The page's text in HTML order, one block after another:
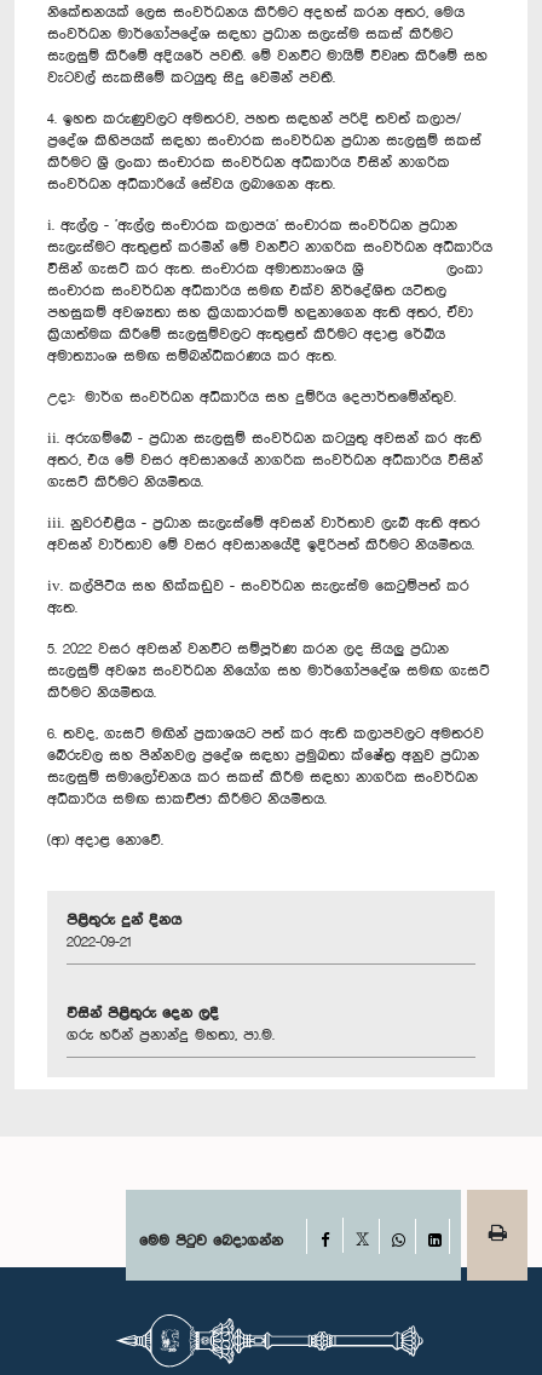
නිකේතනයක් ලෙස සංවර්ධනය කිරීමට අදහස් කරන අතර, මෙය
සංවර්ධන මාර්ගෝපදේශ සඳහා ප්‍රධාන සලැස්ම සකස් කිරීමට
සැලසුම් කිරීමේ අදියරේ පවතී. මේ වනවිට මායිම් විවෘත කිරීමේ සහ
වැටවල් සැකසීමේ කටයුතු සිදු වෙමින් පවතී.
4. ඉහත කරුණුවලට අමතරව, පහත සඳහන් පරිදි තවත් කලාප/
ප්‍රදේශ කිහිපයක් සඳහා සංචාරක සංවර්ධන ප්‍රධාන සැලසුම් සකස්
කිරීමට ශ්‍රී ලංකා සංචාරක සංවර්ධන අධිකාරිය විසින් නාගරික
සංවර්ධන අධිකාරියේ සේවය ලබාගෙන ඇත.
i. ඇල්ල - 'ඇල්ල සංචාරක කලාපය' සංචාරක සංවර්ධන ප්‍රධාන
සැලැස්මට ඇතුළත් කරමින් මේ වනවිට නාගරික සංවර්ධන අධිකාරිය
විසින් ගැසට් කර ඇත. සංචාරක අමාත්‍යාංශය ශ්‍රී ලංකා
සංචාරක සංවර්ධන අධිකාරිය සමඟ එක්ව නිර්දේශිත යටිතල
පහසුකම් අවශ්‍යතා සහ ක්‍රියාකාරකම් හඳුනාගෙන ඇති අතර, ඒවා
ක්‍රියාත්මක කිරීමේ සැලසුම්වලට ඇතුළත් කිරීමට අදාළ රේඛීය
අමාත්‍යාංශ සමඟ සම්බන්ධීකරණය කර ඇත.
උදා: මාර්ග සංවර්ධන අධිකාරිය සහ දුම්රිය දෙපාර්තමේන්තුව.
ii. අරුගම්බේ - ප්‍රධාන සැලසුම් සංවර්ධන කටයුතු අවසන් කර ඇති
අතර, එය මේ වසර අවසානයේ නාගරික සංවර්ධන අධිකාරිය විසින්
ගැසට් කිරීමට නියමිතය.
iii. නුවරඑළිය - ප්‍රධාන සැලැස්මේ අවසන් වාර්තාව ලැබී ඇති අතර
අවසන් වාර්තාව මේ වසර අවසානයේදී ඉදිරිපත් කිරීමට නියමිතය.
iv. කල්පිටිය සහ හික්කඩුව - සංවර්ධන සැලැස්ම කෙටුම්පත් කර
ඇත.
5. 2022 වසර අවසන් වනවිට සම්පූර්ණ කරන ලද සියලු ප්‍රධාන
සැලසුම් අවශ්‍ය සංවර්ධන නියෝග සහ මාර්ගෝපදේශ සමඟ ගැසට්
කිරීමට නියමිතය.
6. තවද, ගැසට් මඟින් ප්‍රකාශයට පත් කර ඇති කලාපවලට අමතරව
බේරුවල සහ පින්නවල ප්‍රදේශ සඳහා ප්‍රමුඛතා ක්ෂේත්‍ර අනුව ප්‍රධාන
සැලසුම් සමාලෝචනය කර සකස් කිරීම සඳහා නාගරික සංවර්ධන
අධිකාරිය සමඟ සාකච්ඡා කිරීමට නියමිතය.
(ආ) අදාළ නොවේ.
පිළිතුරු දුන් දිනය
2022-09-21
විසින් පිළිතුරු දෙන ලදී
ගරු හරීන් ප්‍රනාන්දු මහතා, පා.ම.
මෙම පිටුව බෙදාගන්න Facebook
WhatsAppLinkedIn